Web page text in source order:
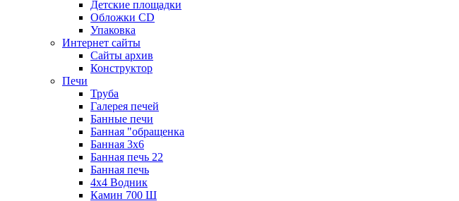
Детские площадки
Обложки CD
Упаковка
Интернет сайты
Сайты архив
Конструктор
Печи
Труба
Галерея печей
Банные печи
Банная "обращенка
Банная 3х6
Банная печь 22
Банная печь
4х4 Водник
Камин 700 Ш